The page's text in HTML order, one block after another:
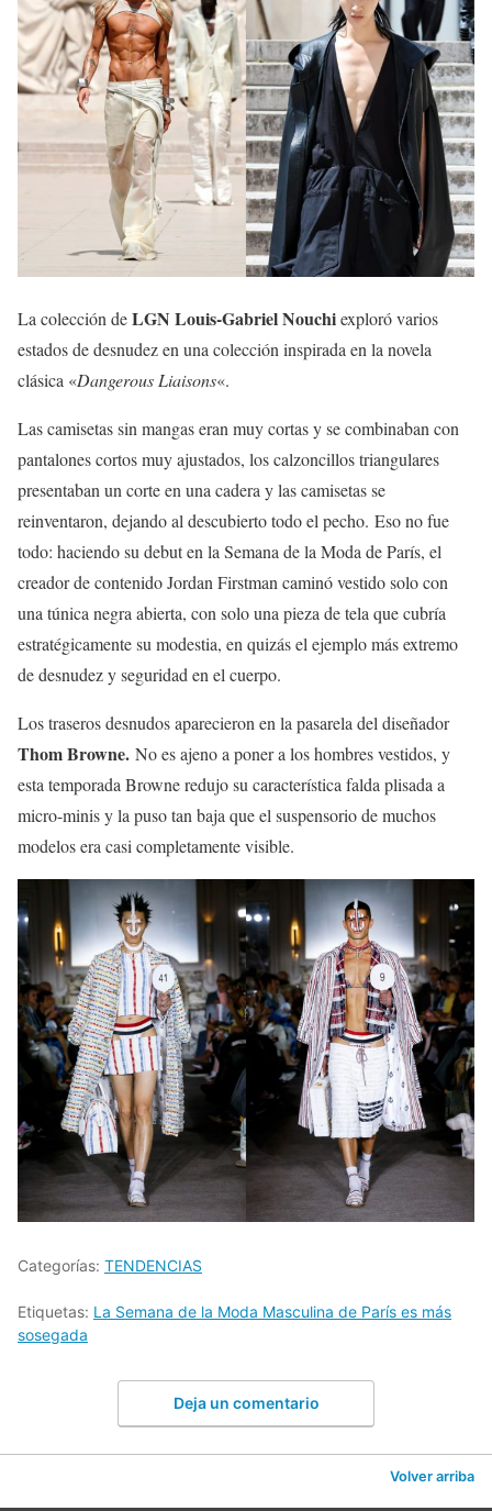
La colección deLGN Louis-Gabriel Nouchiexploró varios
estados de desnudez en una colección inspirada en la novela
clásica «Dangerous Liaisons«.
Las camisetas sin mangas eran muy cortas y se combinaban con
pantalones cortos muy ajustados, los calzoncillos triangulares
presentaban un corte en una cadera y las camisetas se
reinventaron, dejando al descubierto todo el pecho. Eso no fue
todo: haciendo su debut en la Semana de la Moda de París, el
creador de contenido Jordan Firstman caminó vestido solo con
una túnica negra abierta, con solo una pieza de tela que cubría
estratégicamente su modestia, en quizás el ejemplo más extremo
de desnudez y seguridad en el cuerpo.
Los traseros desnudos aparecieron en la pasarela del diseñador
Thom Browne. No es ajeno a poner a los hombres vestidos, y
esta temporada Browne redujo su característica falda plisada a
micro-minis y la puso tan baja que el suspensorio de muchos
modelos era casi completamente visible.
Categorías: TENDENCIAS
Etiquetas: La Semana de la Moda Masculina de París es más
sosegada
Deja un comentario
Volver arriba